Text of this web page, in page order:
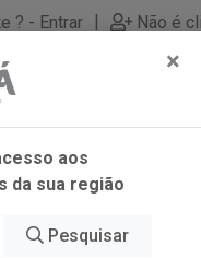
? - Entrar | Não é
×
aos
da sua região
Pesquisar